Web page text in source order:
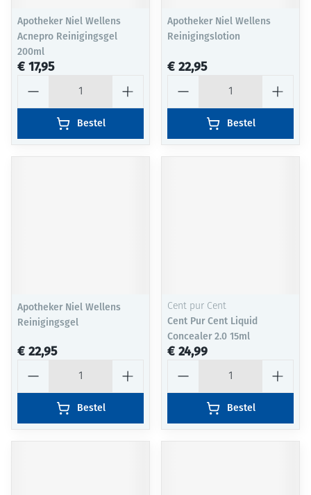
Apotheker Niel Wellens
Acnepro Reinigingsgel
200ml
€ 17,95
Bestel
Apotheker Niel Wellens
Reinigingslotion
€ 22,95
Bestel
Apotheker Niel Wellens
Reinigingsgel
€ 22,95
Bestel
Cent pur Cent
Cent Pur Cent Liquid
Concealer 2.0 15ml
€ 24,99
Bestel